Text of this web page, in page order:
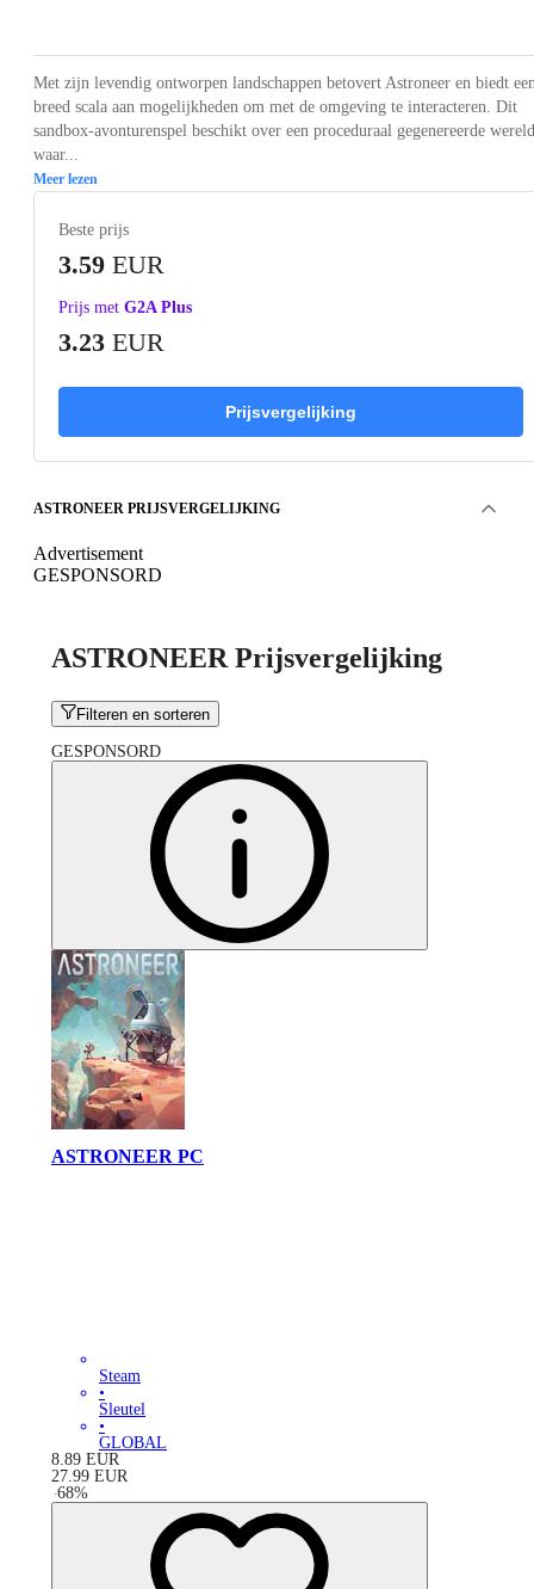
Met zijn levendig ontworpen landschappen betovert Astroneer en biedt
breed scala aan mogelijkheden om met de omgeving te interacteren. Dit
sandbox-avonturenspel beschikt over een proceduraal gegenereerde
waar...
Meer lezen
Beste prijs
3.59 EUR
Prijs met G2A Plus
3.23 EUR
Prijsvergelijking
ASTRONEER PRIJSVERGELIJKING
Advertisement
GESPONSORD
ASTRONEER Prijsvergelijking
Filteren en sorteren
GESPONSORD
ASTRONEER PC
Steam
•
Sleutel
•
GLOBAL
8.89 EUR
27.99 EUR
-68%